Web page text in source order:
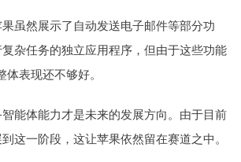
然展示了自动发送电子邮件等部分功
杂任务的独立应用程序，但由于这些功能
表现还不够好。
体能力才是未来的发展方向。由于目前
这一阶段，这让苹果依然留在赛道之中。